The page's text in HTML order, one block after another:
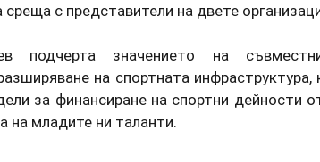
с представители на двете
подчерта значението на
на спортната
за финансиране на спортни дейности
на младите ни таланти.